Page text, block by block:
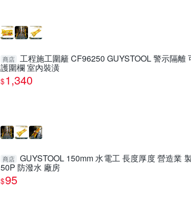
商店 工程施工圍籬 CF96250 GUYSTOOL 警示隔
護圍欄 室內裝潢
$1,340
商店 GUYSTOOL 150mm 水電工 長度厚度 營造業
50P 防潑水 廠房
$95